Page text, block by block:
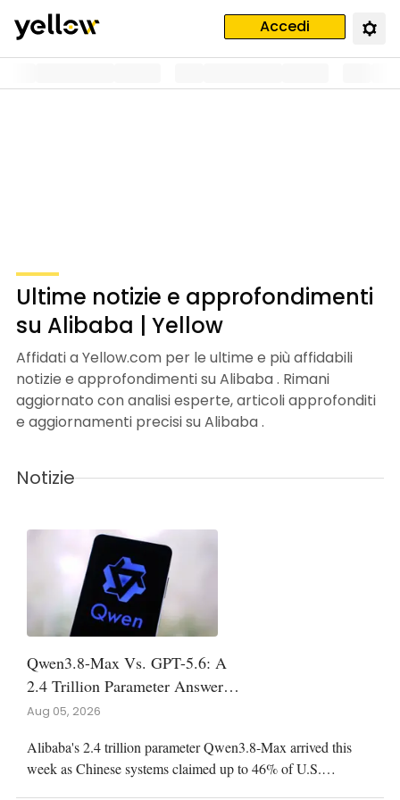
Accedi
Ultime notizie e approfondimenti
su Alibaba | Yellow
Affidati a Yellow.com per le ultime e più affidabili
notizie e approfondimenti su Alibaba . Rimani
aggiornato con analisi esperte, articoli approfonditi
e aggiornamenti precisi su Alibaba .
Notizie
Qwen3.8-Max Vs. GPT-5.6: A
2.4 Trillion Parameter Answer
To OpenAI's Flagship
Aug 05, 2026
Alibaba's 2.4 trillion parameter Qwen3.8-Max arrived this
week as Chinese systems claimed up to 46% of U.S.